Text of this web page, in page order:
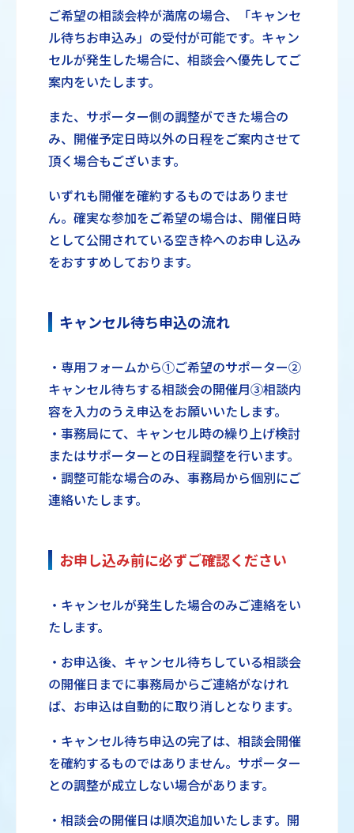
ご希望の相談会枠が満席の場合、「キャンセ
ル待ちお申込み」の受付が可能です。キャン
セルが発生した場合に、相談会へ優先してご
案内をいたします。
また、サポーター側の調整ができた場合の
み、開催予定日時以外の日程をご案内させて
頂く場合もございます。
いずれも開催を確約するものではありませ
ん。確実な参加をご希望の場合は、開催日時
として公開されている空き枠へのお申し込み
をおすすめしております。
キャンセル待ち申込の流れ
・専用フォームから①ご希望のサポーター②
キャンセル待ちする相談会の開催月③相談内
容を入力のうえ申込をお願いいたします。
・事務局にて、キャンセル時の繰り上げ検討
またはサポーターとの日程調整を行います。
・調整可能な場合のみ、事務局から個別にご
連絡いたします。
お申し込み前に必ずご確認ください
・キャンセルが発生した場合のみご連絡をい
たします。
・お申込後、キャンセル待ちしている相談会
の開催日までに事務局からご連絡がなけれ
ば、お申込は自動的に取り消しとなります。
・キャンセル待ち申込の完了は、相談会開催
を確約するものではありません。サポーター
との調整が成立しない場合があります。
・相談会の開催日は順次追加いたします。開